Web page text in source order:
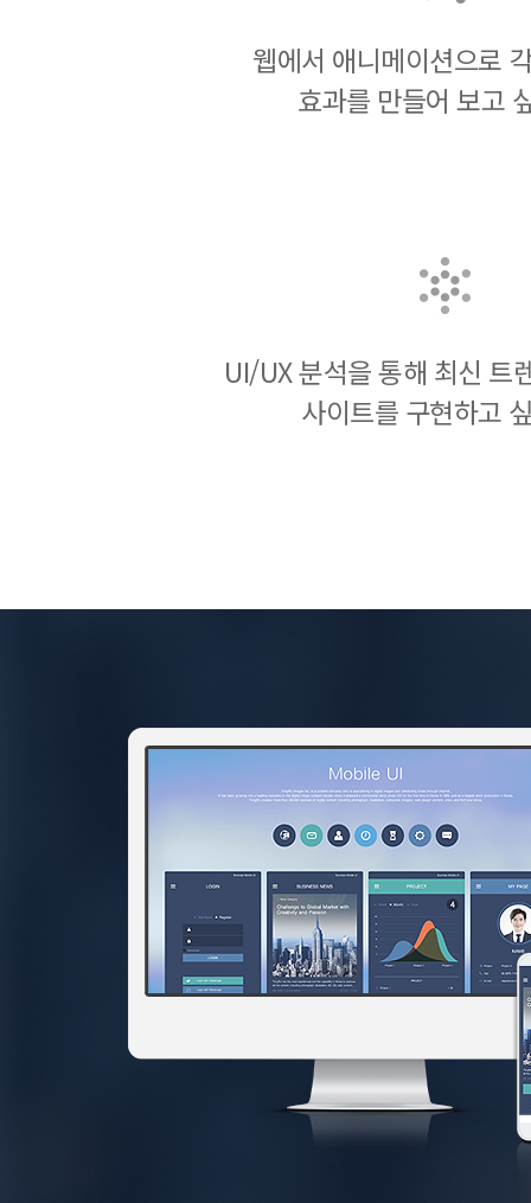
웹에서 애니메이션으로
효과를 만들어 보고
UI/UX 분석을 통해 최신 트
사이트를 구현하고